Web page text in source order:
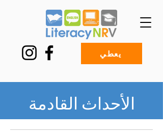
يعطي
الأحداث القادمة